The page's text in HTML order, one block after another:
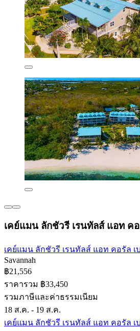
เคย์แมน ลักชัวรี เรนทัลส์ แอท คอ
เคย์แมน ลักชัวรี เรนทัลส์ แอท คอรัล เ
Savannah
฿21,556
ราคารวม ฿33,450
รวมภาษีและค่าธรรมเนียม
18 ส.ค. - 19 ส.ค.
เคย์แมน ลักชัวรี เรนทัลส์ แอท คอรัล เ